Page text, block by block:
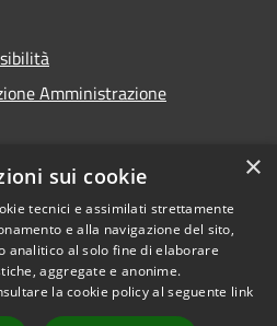
Amministrazione
Comune convenzionato
Astigov
Progetto|Convenzione|
×
sui cookie
tecnici e assimilati strettamente
e alla navigazione del sito,
analitico al solo fine di elaborare
aggregate e anonime.
la cookie policy al seguente link